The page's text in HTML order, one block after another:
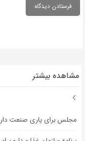
مشاهده بیشتر
مجلس برای یاری صنعت